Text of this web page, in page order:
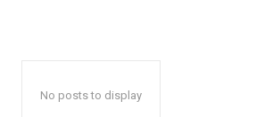
No posts to display